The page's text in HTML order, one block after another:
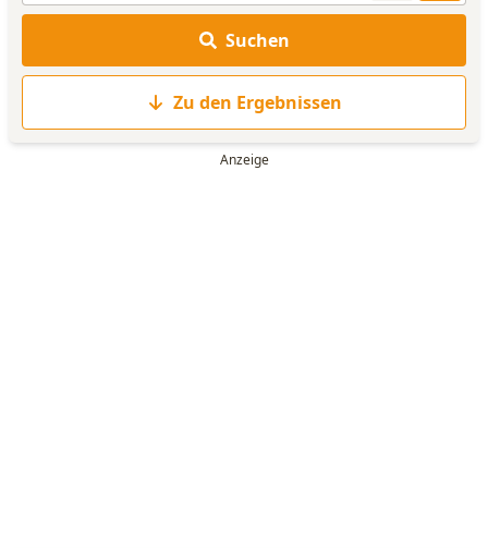
ANAGRAMM-GENERATOR
WORTLISTE
Suchen
Zu den Ergebnissen